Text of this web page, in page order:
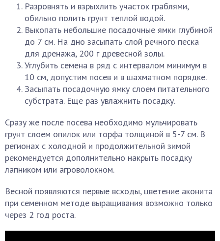
Разровнять и взрыхлить участок граблями,
обильно полить грунт теплой водой.
Выкопать небольшие посадочные ямки глубиной
до 7 см. На дно засыпать слой речного песка
для дренажа, 200 г древесной золы.
Углубить семена в ряд с интервалом минимум в
10 см, допустим посев и в шахматном порядке.
Засыпать посадочную ямку слоем питательного
субстрата. Еще раз увлажнить посадку.
Сразу же после посева необходимо мульчировать
грунт слоем опилок или торфа толщиной в 5-7 см. В
регионах с холодной и продолжительной зимой
рекомендуется дополнительно накрыть посадку
лапником или агроволокном.
Весной появляются первые всходы, цветение аконита
при семенном методе выращивания возможно только
через 2 год роста.